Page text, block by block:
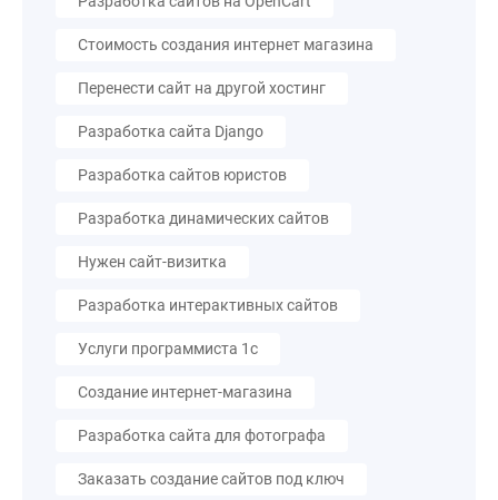
Стоимость создания интернет магазина
Перенести сайт на другой хостинг
Разработка сайта Django
Разработка сайтов юристов
Разработка динамических сайтов
Нужен сайт-визитка
Разработка интерактивных сайтов
Услуги программиста 1с
Создание интернет-магазина
Разработка сайта для фотографа
Заказать создание сайтов под ключ